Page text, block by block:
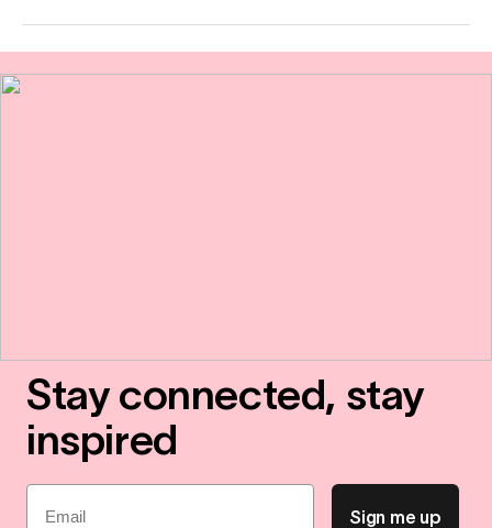
Stay connected, stay
inspired
Email
Sign me up